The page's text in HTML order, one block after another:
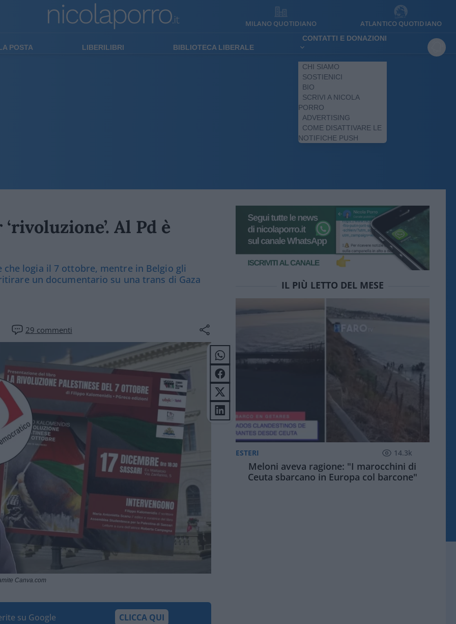
MILANO QUOTIDIANO ATLANTICO QUOTIDIANO
POSTA LIBERILIBRI BIBLIOTECA LIBERALE
CONTATTI E DONAZIONI
CHI SIAMO
SOSTIENICI
BIO
SCRIVI A NICOLA
PORRO
ADVERTISING
COME DISATTIVARE LE
NOTIFICHE PUSH
Al Pd è
logia il 7 ottobre, mentre in Belgio gli
un documentario su una trans di Gaza
29 commenti
Canva.com
su Google CLICCA QUI
IL PIÙ LETTO DEL MESE
ESTERI 14.3k
Meloni aveva ragione: "I marocchini di
Ceuta sbarcano in Europa col barcone"